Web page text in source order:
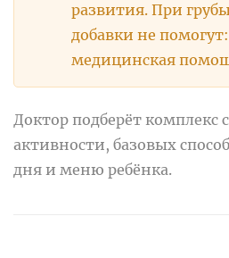
развития. При
добавки не
медицинская
Доктор подберёт комплекс
активности, базовых
дня и меню ребёнка.